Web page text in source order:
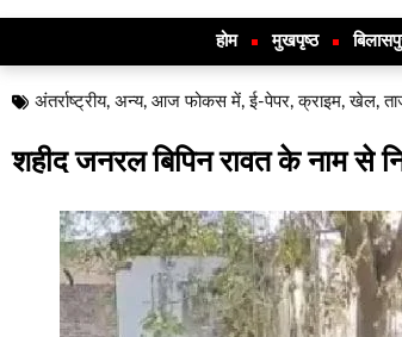
होम मुखपृष्ठ
अंतर्राष्ट्रीय, अन्य, आज फोकस में,ई-पेपर,क्राइम,खेल,
शहीद जनरल बिपिन रावत के नाम से